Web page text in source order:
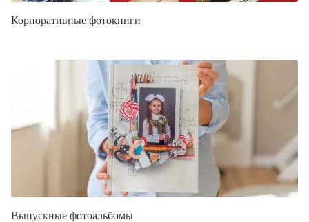
Корпоративные фотокниги
Выпускные фотоальбомы